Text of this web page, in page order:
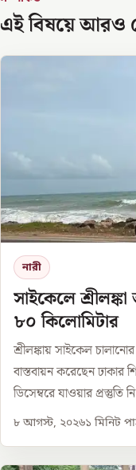
এই বিষয়ে আরও
নারী
সাইকেলে
৮০ কিলোমিটার
শ্রীলঙ্কায় সাইকেল
বাস্তবায়ন করেছেন ঢাকার
ডিসেম্বরে যাওয়ার প্রস্তুতি
৮ আগস্ট, ২০২৬১ মিনিট